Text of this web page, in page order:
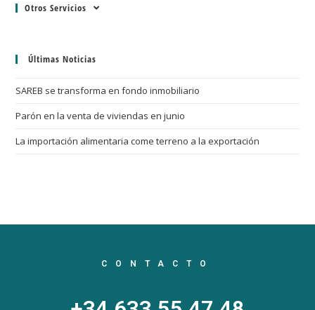
Otros Servicios
Últimas Noticias
SAREB se transforma en fondo inmobiliario
Parón en la venta de viviendas en junio
La importación alimentaria come terreno a la exportación
CONTACTO